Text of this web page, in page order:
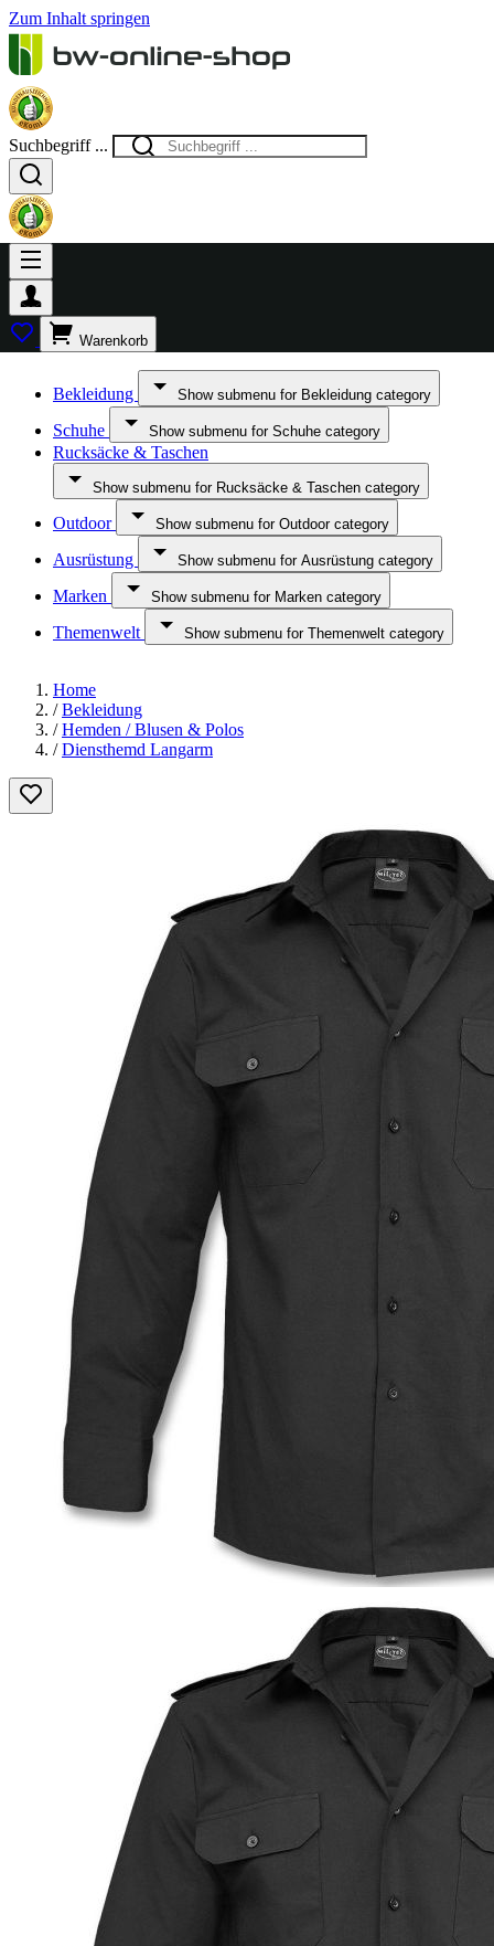
Zum Inhalt springen
Suchbegriff ...
Warenkorb
Bekleidung Show submenu for Bekleidung category
Schuhe Show submenu for Schuhe category
Rucksäcke & Taschen
Show submenu for Rucksäcke & Taschen category
Outdoor Show submenu for Outdoor category
Ausrüstung Show submenu for Ausrüstung category
Marken Show submenu for Marken category
Themenwelt Show submenu for Themenwelt category
Home
/ Bekleidung
/ Hemden / Blusen & Polos
/ Diensthemd Langarm